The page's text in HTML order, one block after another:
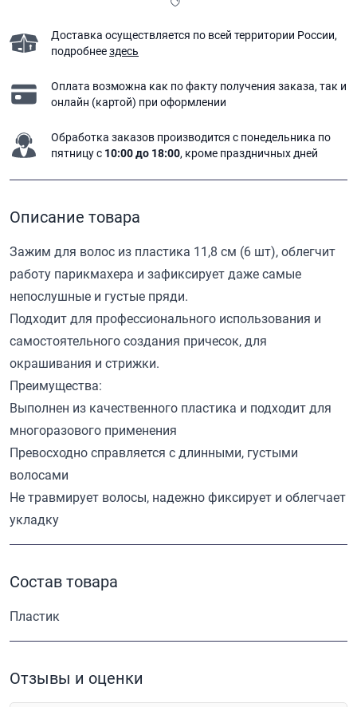
Доставка осуществляется по всей территории России,
подробнеездесь
Оплата возможна как по факту получения заказа, так и
онлайн (картой) при оформлении
Обработка заказов производится с понедельника по
пятницу с 10:00 до 18:00, кроме праздничных дней
Описание товара
Зажим для волос из пластика 11,8 см (6 шт), облегчит
работу парикмахера и зафиксирует даже самые
непослушные и густые пряди.
Подходит для профессионального использования и
самостоятельного создания причесок, для
окрашивания и стрижки.
Преимущества:
Выполнен из качественного пластика и подходит для
многоразового применения
Превосходно справляется с длинными, густыми
волосами
Не травмирует волосы, надежно фиксирует и облегчает
укладку
Состав товара
Пластик
Отзывы и оценки